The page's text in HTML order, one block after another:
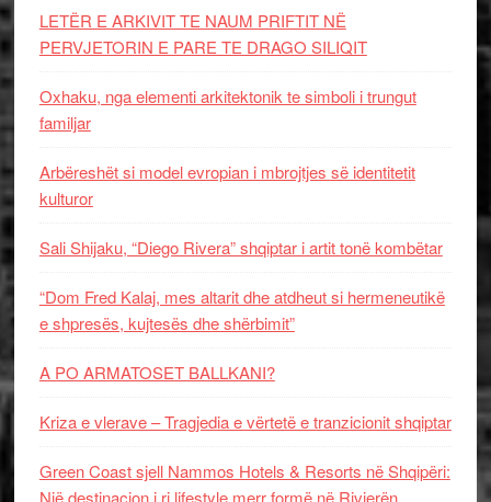
LETËR E ARKIVIT TE NAUM PRIFTIT NË
PERVJETORIN E PARE TE DRAGO SILIQIT
Oxhaku, nga elementi arkitektonik te simboli i trungut
familjar
Arbëreshët si model evropian i mbrojtjes së identitetit
kulturor
Sali Shijaku, “Diego Rivera” shqiptar i artit tonë kombëtar
“Dom Fred Kalaj, mes altarit dhe atdheut si hermeneutikë
e shpresës, kujtesës dhe shërbimit”
A PO ARMATOSET BALLKANI?
Kriza e vlerave – Tragjedia e vërtetë e tranzicionit shqiptar
Green Coast sjell Nammos Hotels & Resorts në Shqipëri:
Një destinacion i ri lifestyle merr formë në Rivierën